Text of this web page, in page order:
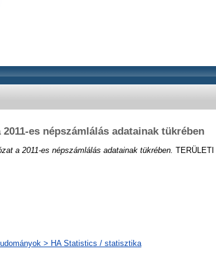
es népszámlálás adatainak tükrében
a 2011-es népszámlálás adatainak tükrében. TERÜLETI
> HA Statistics / statisztika